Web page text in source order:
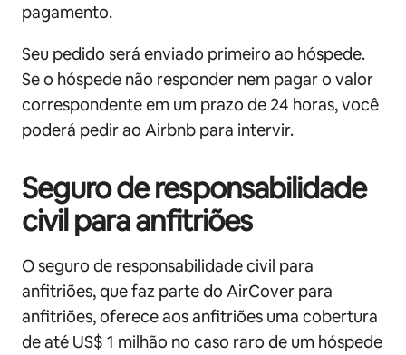
pagamento.
Seu pedido será enviado primeiro ao hóspede.
Se o hóspede não responder nem pagar o valor
correspondente em um prazo de 24 horas, você
poderá pedir ao Airbnb para intervir.
Seguro de responsabilidade
civil para anfitriões
O seguro de responsabilidade civil para
anfitriões, que faz parte do AirCover para
anfitriões, oferece aos anfitriões uma cobertura
de até US$ 1 milhão no caso raro de um hóspede